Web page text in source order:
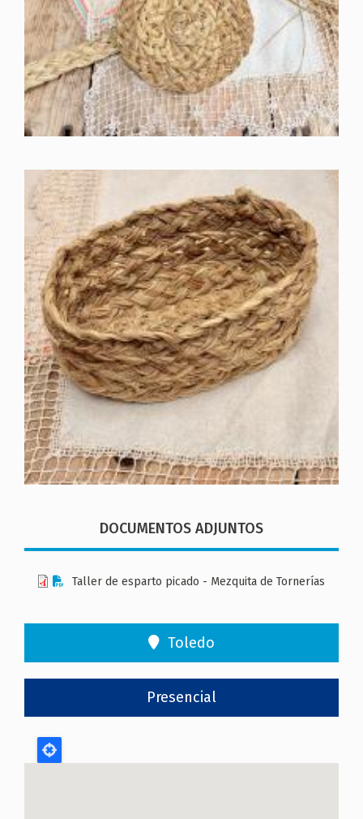
DOCUMENTOS ADJUNTOS
Taller de esparto picado - Mezquita de Tornerías
Toledo
Presencial